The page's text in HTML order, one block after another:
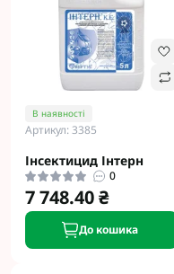
В наявності
Артикул: 3385
Інсектицид Інтерн
0
7 748.40 ₴
До кошика